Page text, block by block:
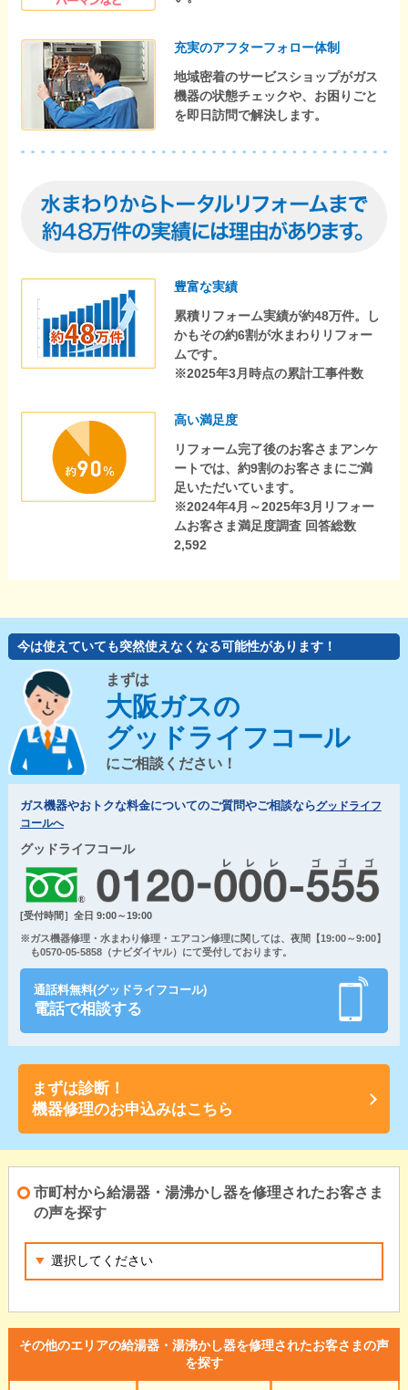
充実のアフターフォロー体制
地域密着のサービスショップがガス
機器の状態チェックや、お困りごと
を即日訪問で解決します。
豊富な実績
累積リフォーム実績が約48万件。し
かもその約6割が水まわりリフォー
ムです。
※2025年3月時点の累計工事件数
高い満足度
リフォーム完了後のお客さまアンケ
ートでは、約9割のお客さまにご満
足いただいています。
※2024年4月～2025年3月リフォー
ムお客さま満足度調査 回答総数
2,592
今は使えていても突然使えなくなる可能性があります！
まずは
大阪ガスの
グッドライフコール
にご相談ください！
ガス機器やおトクな料金についてのご質問やご相談ならグッドライフ
コールへ
グッドライフコール
[受付時間］全日 9:00～19:00
※ガス機器修理・水まわり修理・エアコン修理に関しては、夜間【19:00～9:00】
も0570-05-5858（ナビダイヤル）にて受付しております。
通話料無料(グッドライフコール)
電話で相談する
まずは診断！
機器修理のお申込みはこちら
市町村から給湯器・湯沸かし器を修理されたお客さま
の声を探す
その他のエリアの給湯器・湯沸かし器を修理されたお客さまの声
を探す